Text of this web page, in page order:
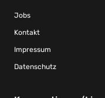
Jobs
Kontakt
Impressum
Datenschutz